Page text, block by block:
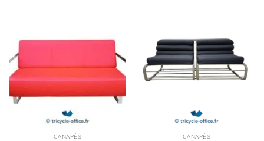
CANAPÉS CANAPÉS